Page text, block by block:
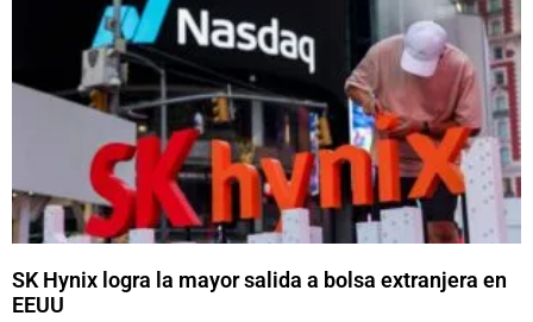
SK Hynix logra la mayor salida a bolsa extranjera en
EEUU